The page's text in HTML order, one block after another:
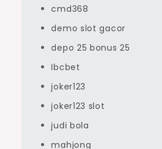
cmd368
demo slot gacor
depo 25 bonus 25
Ibcbet
joker123
joker123 slot
judi bola
mahjong